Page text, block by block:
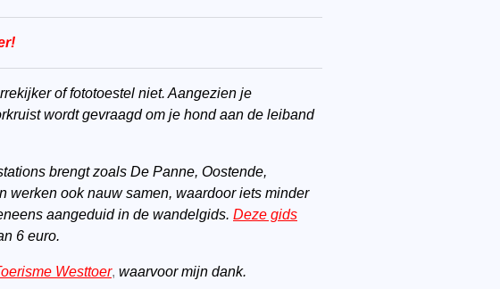
of fototoestel niet. Aangezien je
wordt gevraagd om je hond aan de leiband
brengt zoals De Panne, Oostende,
werken ook nauw samen, waardoor iets minder
aangeduid in de wandelgids. Deze gids
6 euro.
Westtoer, waarvoor mijn dank.